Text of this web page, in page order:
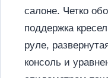
салоне. Четко
поддержка
руле,
консоль и